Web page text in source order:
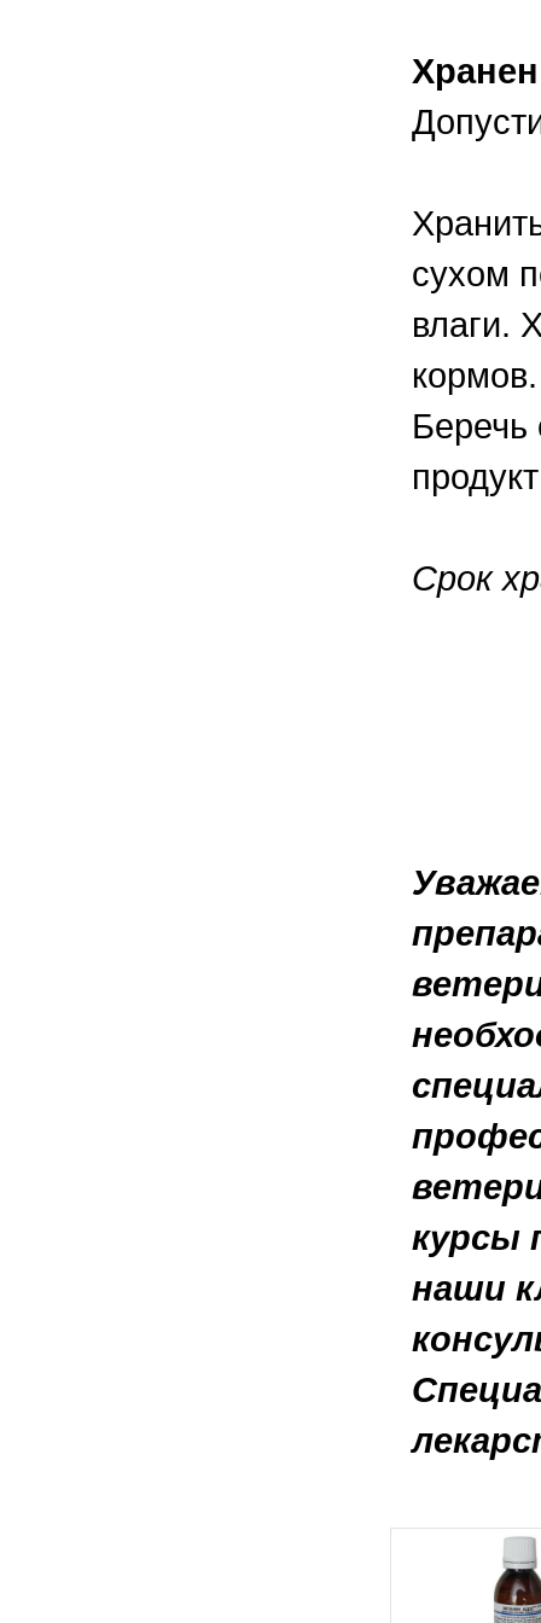
сухом
влаги.
кормов.
Беречь
Срок
курсы
наши